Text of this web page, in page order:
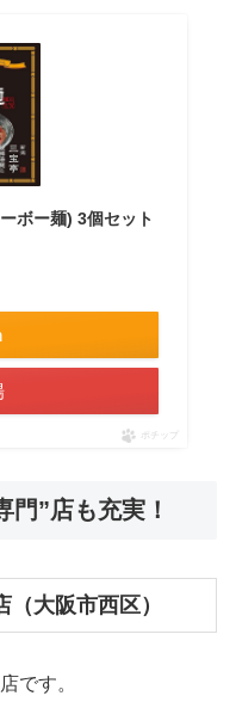
ボー麺) 3個セット
ポチップ
門”店も充実！
大阪市西区）
です。